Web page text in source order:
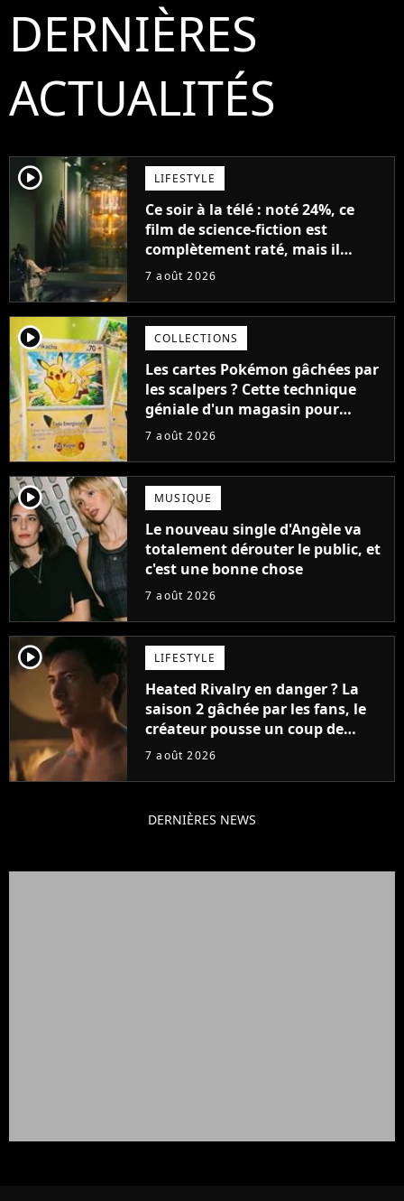
DERNIÈRES
ACTUALITÉS
player2 LIFESTYLE
Ce soir à la télé : noté 24%, ce
film de science-fiction est
complètement raté, mais il
aurait pu être encore pire à
7 août 2026
player2 COLLECTIONS
Les cartes Pokémon gâchées par
les scalpers ? Cette technique
géniale d'un magasin pour
ruiner les revendeurs
7 août 2026
player2 MUSIQUE
Le nouveau single d'Angèle va
totalement dérouter le public, et
c'est une bonne chose
7 août 2026
player2 LIFESTYLE
Heated Rivalry en danger ? La
saison 2 gâchée par les fans, le
créateur pousse un coup de
gueule
7 août 2026
DERNIÈRES NEWS